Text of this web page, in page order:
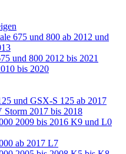
675 und 800 ab 2012 und
und 800 2012 bis 2021
bis 2020
und GSX-S 125 ab 2017
2017 bis 2018
2009 bis 2016 K9 und L0
ab 2017 L7